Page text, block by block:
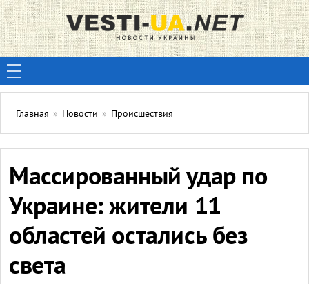
Главная » Новости » Происшествия
Массированный удар по
Украине: жители 11
областей остались без
света